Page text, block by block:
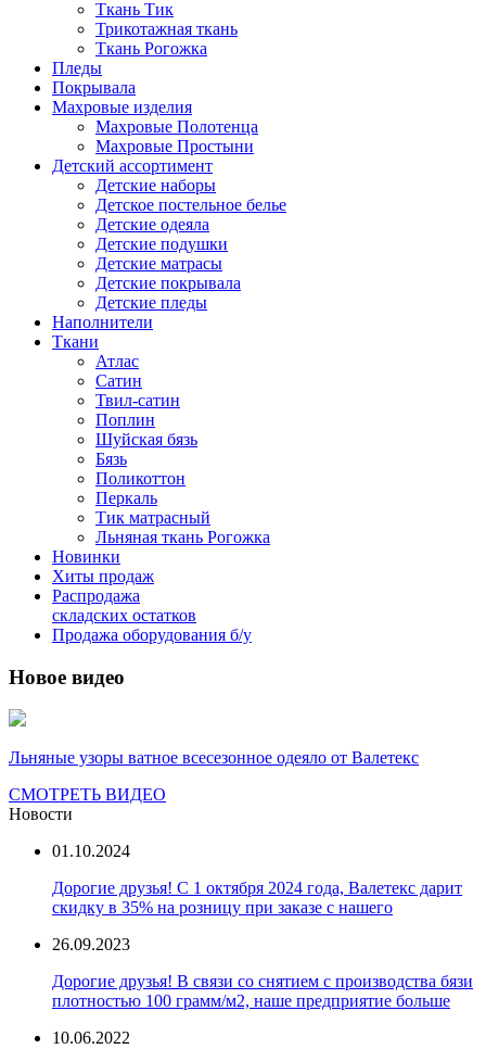
Ткань Тик
Трикотажная ткань
Ткань Рогожка
Пледы
Покрывала
Махровые изделия
Махровые Полотенца
Махровые Простыни
Детский ассортимент
Детские наборы
Детское постельное белье
Детские одеяла
Детские подушки
Детские матрасы
Детские покрывала
Детские пледы
Наполнители
Ткани
Атлас
Сатин
Твил-сатин
Поплин
Шуйская бязь
Бязь
Поликоттон
Перкаль
Тик матрасный
Льняная ткань Рогожка
Новинки
Хиты продаж
Распродажа
складских остатков
Продажа оборудования б/у
Новое видео
Льняные узоры ватное всесезонное одеяло от Валетекс
СМОТРЕТЬ ВИДЕО
Новости
01.10.2024
Дорогие друзья! С 1 октября 2024 года, Валетекс дарит
скидку в 35% на розницу при заказе с нашего
26.09.2023
Дорогие друзья! В связи со снятием с производства бязи
плотностью 100 грамм/м2, наше предприятие больше
10.06.2022